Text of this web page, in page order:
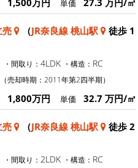
単価
売 （JR奈良線 桃山駅
徒歩 1
・間取り： 4LDK ・構造： RC
（売却時期：2011年第2四半期）
1,800万円 単価 32.7 万円/㎡
売 （JR奈良線 桃山駅
徒歩 2
・間取り： 2LDK ・構造： RC